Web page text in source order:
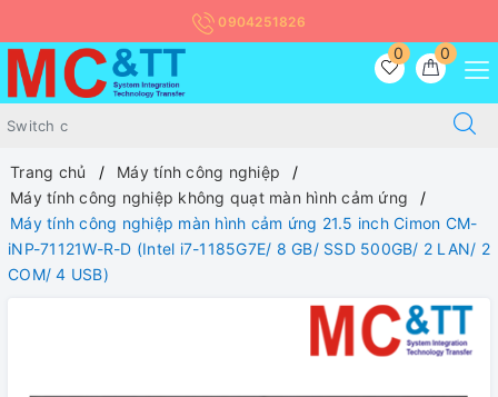
0904251826
0
0
Trang chủ
Máy tính công nghiệp
Máy tính công nghiệp không quạt màn hình cảm ứng
Máy tính công nghiệp màn hình cảm ứng 21.5 inch Cimon CM-
iNP-71121W-R-D (Intel i7-1185G7E/ 8 GB/ SSD 500GB/ 2 LAN/ 2
COM/ 4 USB)